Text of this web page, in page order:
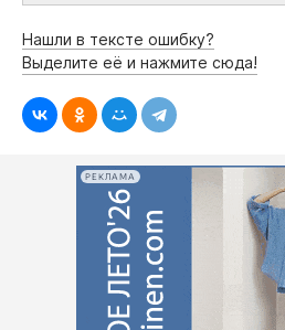
Нашли в тексте ошибку?
Выделите её и нажмите сюда!
РЕКЛАМА